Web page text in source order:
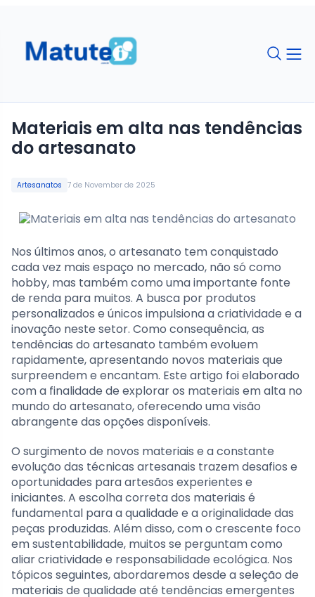
Artesanatos 7 de November de 2025
Materiais em alta nas tendências
do artesanato
Nos últimos anos, o artesanato tem conquistado
cada vez mais espaço no mercado, não só como
hobby, mas também como uma importante fonte
de renda para muitos. A busca por produtos
personalizados e únicos impulsiona a criatividade e a
inovação neste setor. Como consequência, as
tendências do artesanato também evoluem
rapidamente, apresentando novos materiais que
surpreendem e encantam. Este artigo foi elaborado
com a finalidade de explorar os materiais em alta no
mundo do artesanato, oferecendo uma visão
abrangente das opções disponíveis.
O surgimento de novos materiais e a constante
evolução das técnicas artesanais trazem desafios e
oportunidades para artesãos experientes e
iniciantes. A escolha correta dos materiais é
fundamental para a qualidade e a originalidade das
peças produzidas. Além disso, com o crescente foco
em sustentabilidade, muitos se perguntam como
aliar criatividade e responsabilidade ecológica. Nos
tópicos seguintes, abordaremos desde a seleção de
materiais de qualidade até tendências emergentes